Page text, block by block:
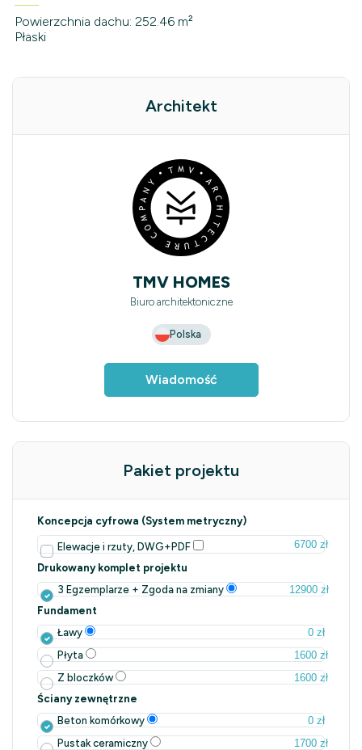
Powierzchnia dachu: 252.46 m²
Płaski
Architekt
TMV HOMES
Biuro architektoniczne
Polska
Wiadomość
Pakiet projektu
Koncepcja cyfrowa (System metryczny)
Elewacje i rzuty, DWG+PDF
6700 zł
Drukowany komplet projektu
3 Egzemplarze + Zgoda na zmiany
12900 zł
Fundament
Ławy
0 zł
Płyta
1600 zł
Z bloczków
1600 zł
Ściany zewnętrzne
Beton komórkowy
0 zł
Pustak ceramiczny
1700 zł